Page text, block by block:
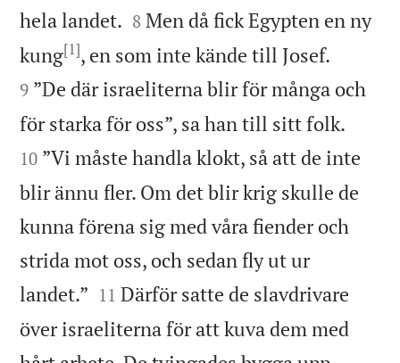
hela landet. 

8 Men då fick Egypten en ny
kung[1], en som inte kände till Josef.
9 ”De där israeliterna blir för många och
för starka för oss”, sa han till sitt folk.
10 ”Vi måste handla klokt, så att de inte
blir ännu fler. Om det blir krig skulle de
kunna förena sig med våra fiender och
strida mot oss, och sedan fly ut ur
landet.” 

11 Därför satte de slavdrivare
över israeliterna för att kuva dem med